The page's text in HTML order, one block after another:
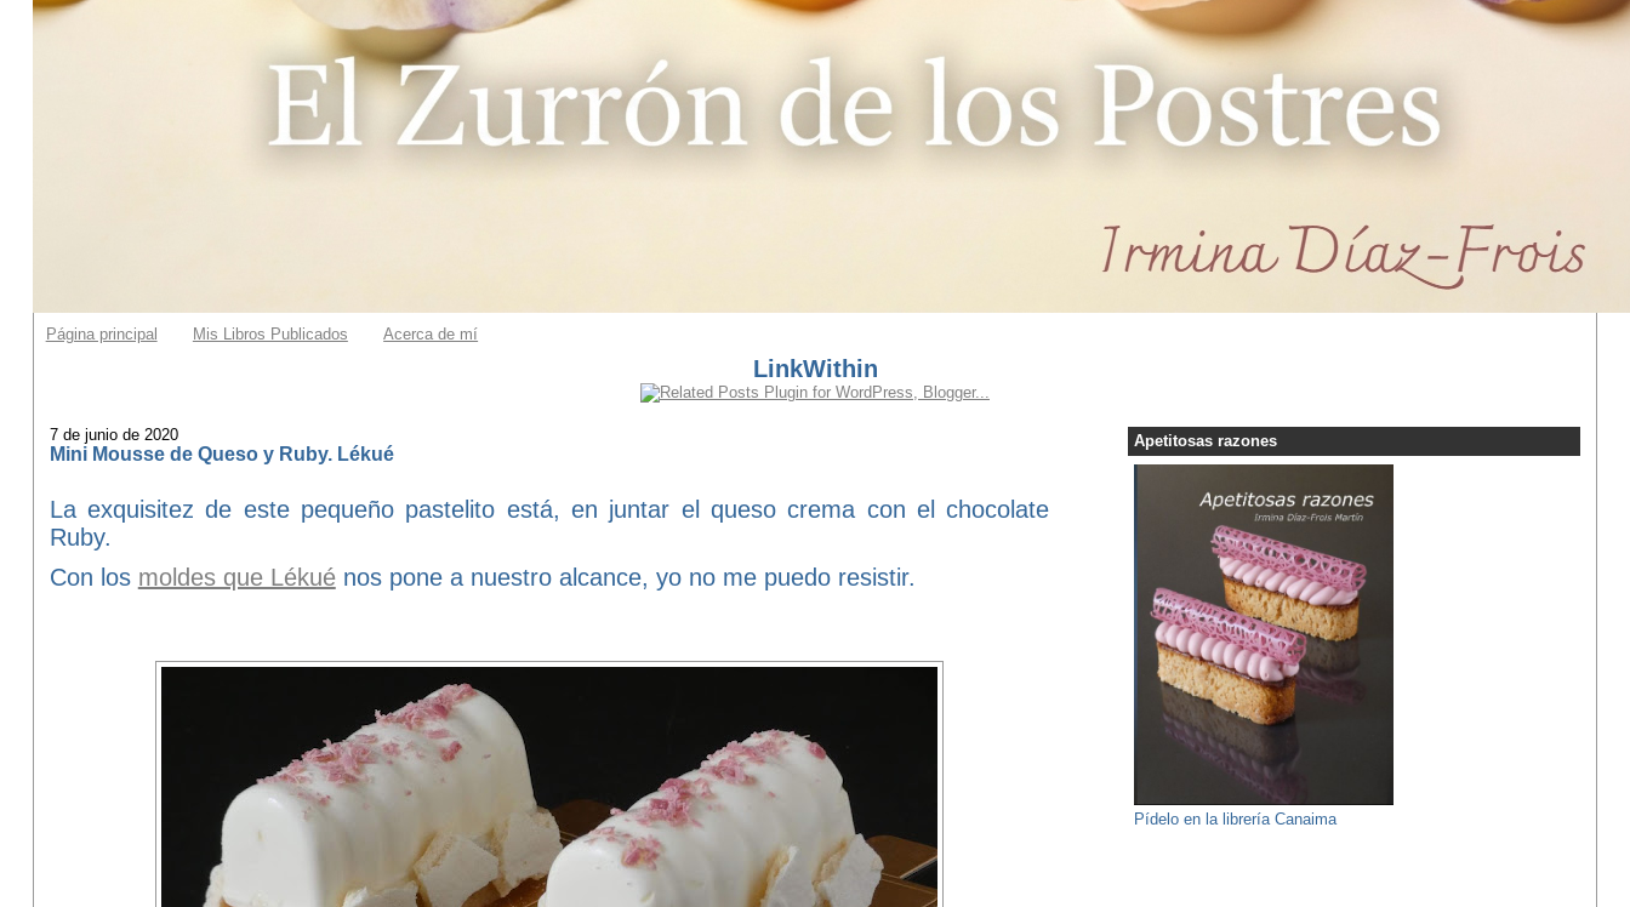
Página principal Mis Libros Publicados Acerca de mí
LinkWithin
7 de junio de 2020
Mini Mousse de Queso y Ruby. Lékué
La exquisitez de este pequeño pastelito está, en juntar el queso crema con el chocolate
Ruby.
Con los moldes que Lékuénos pone a nuestro alcance, yo no me puedo resistir.
Apetitosas razones
Pídelo en la librería Canaima